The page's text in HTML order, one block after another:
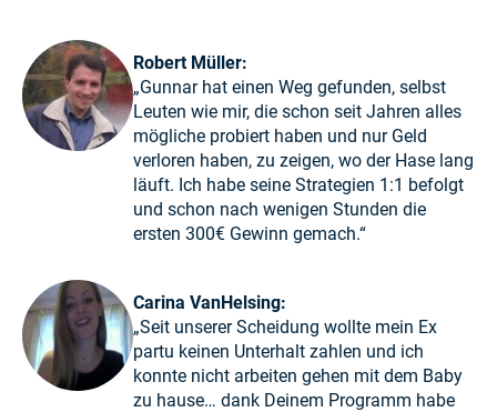
Robert Müller:
„Gunnar hat einen Weg gefunden, selbst
Leuten wie mir, die schon seit Jahren alles
mögliche probiert haben und nur Geld
verloren haben, zu zeigen, wo der Hase lang
läuft. Ich habe seine Strategien 1:1 befolgt
und schon nach wenigen Stunden die
ersten 300€ Gewinn gemach.“
Carina VanHelsing:
„Seit unserer Scheidung wollte mein Ex
partu keinen Unterhalt zahlen und ich
konnte nicht arbeiten gehen mit dem Baby
zu hause… dank Deinem Programm habe